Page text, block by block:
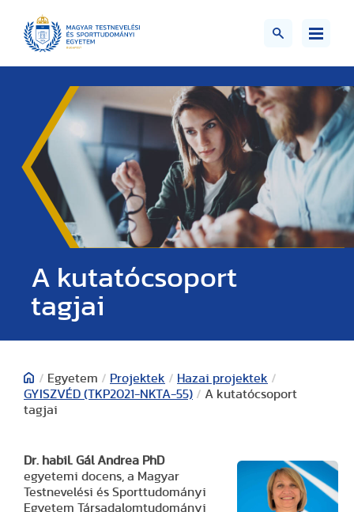
A kutatócsoport
tagjai
/ Egyetem / Projektek / Hazai projektek /
GYISZVÉD (TKP2021-NKTA-55) / A kutatócsoport
tagjai
Dr. habil. Gál Andrea PhD
egyetemi docens, a Magyar
Testnevelési és Sporttudományi
Egyetem Társadalomtudományi